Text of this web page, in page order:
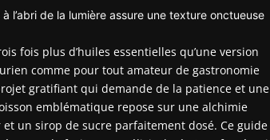
l’abri de la lumière assure une texture onctueuse
fois plus d’huiles essentielles qu’une version
comme pour tout amateur de gastronomie
gratifiant qui demande de la patience et une
emblématique repose sur une alchimie
un sirop de sucre parfaitement dosé. Ce guide